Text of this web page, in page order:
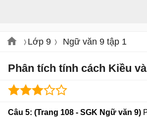
Lớp 9 Ngữ văn 9 tập 1
Phân tích tính cách Kiều
Câu 5: (Trang 108 - SGK Ngữ văn 9)